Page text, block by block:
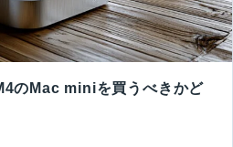
のMac miniを買うべきかど